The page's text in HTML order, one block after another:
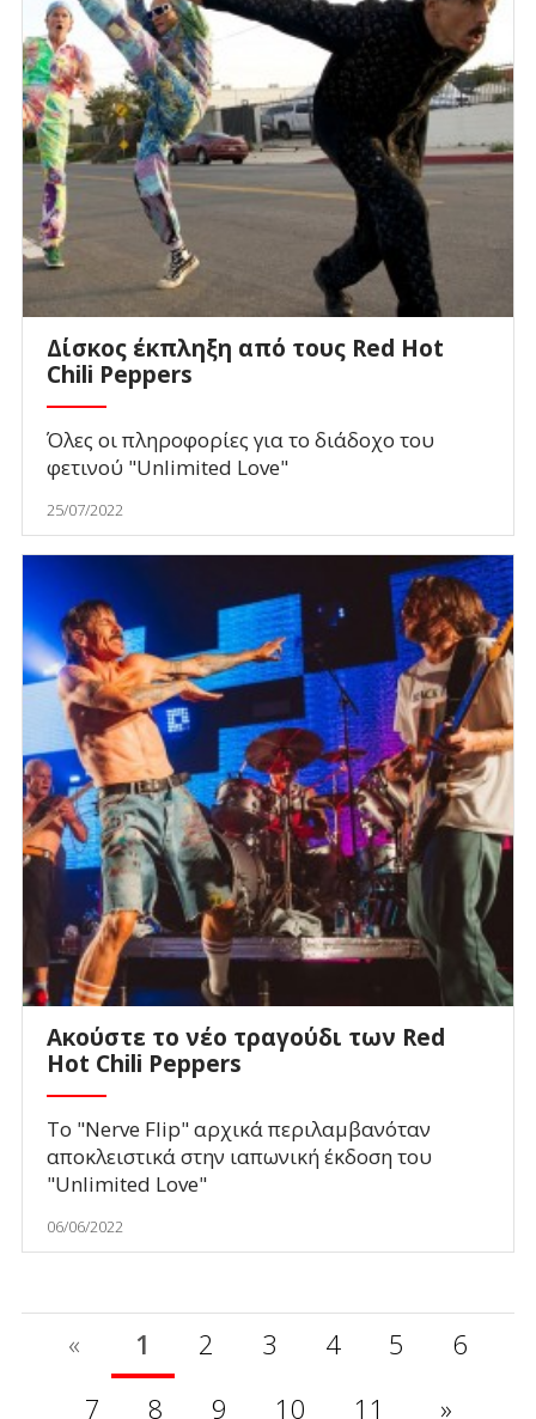
Δίσκος έκπληξη από τους Red Hot
Chili Peppers
Όλες οι πληροφορίες για το διάδοχο του
φετινού "Unlimited Love"
25/07/2022
Ακούστε το νέο τραγούδι των Red
Hot Chili Peppers
Το "Nerve Flip" αρχικά περιλαμβανόταν
αποκλειστικά στην ιαπωνική έκδοση του
"Unlimited Love"
06/06/2022
« 1 2 3 4 5
6
7
8 9 10 11 »